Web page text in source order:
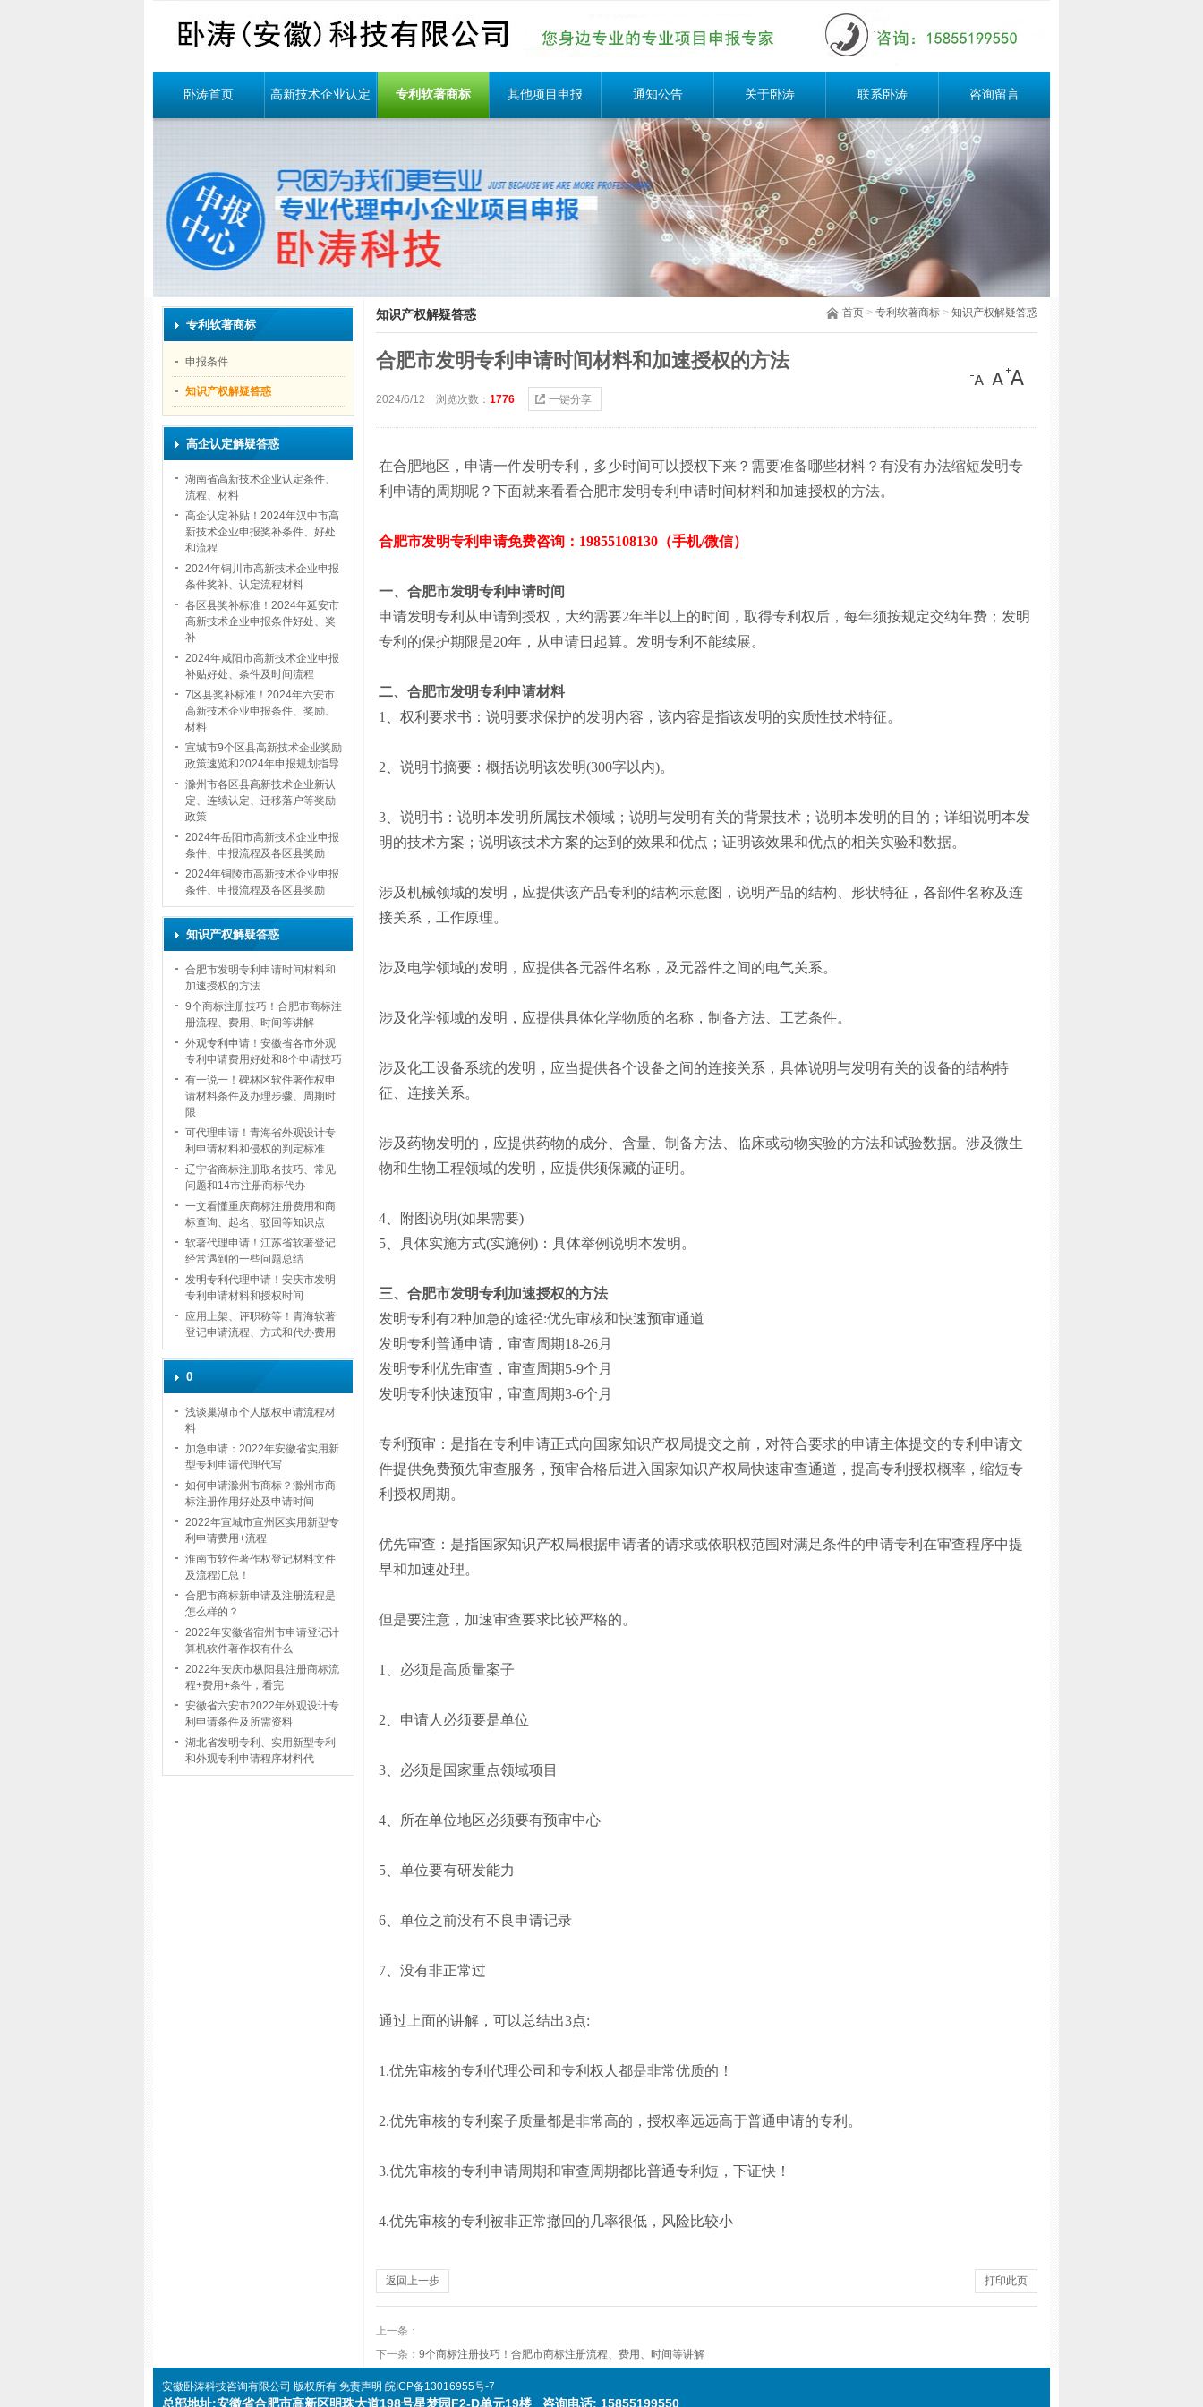
卧涛首页 高新技术企业认定 专利软著商标 其他项目申报 通知公告 关于卧涛 联系卧涛 咨询留言
首页> 专利软著商标> 知识产权解疑答惑
专利软著商标
申报条件
知识产权解疑答惑
高企认定解疑答惑
湖南省高新技术企业认定条件、
流程、材料
高企认定补贴！2024年汉中市高
新技术企业申报奖补条件、好处
和流程
2024年铜川市高新技术企业申报
条件奖补、认定流程材料
各区县奖补标准！2024年延安市
高新技术企业申报条件好处、奖
补
2024年咸阳市高新技术企业申报
补贴好处、条件及时间流程
7区县奖补标准！2024年六安市
高新技术企业申报条件、奖励、
材料
宣城市9个区县高新技术企业奖励
政策速览和2024年申报规划指导
滁州市各区县高新技术企业新认
定、连续认定、迁移落户等奖励
政策
2024年岳阳市高新技术企业申报
条件、申报流程及各区县奖励
2024年铜陵市高新技术企业申报
条件、申报流程及各区县奖励
知识产权解疑答惑
合肥市发明专利申请时间材料和
加速授权的方法
9个商标注册技巧！合肥市商标注
册流程、费用、时间等讲解
外观专利申请！安徽省各市外观
专利申请费用好处和8个申请技巧
有一说一！碑林区软件著作权申
请材料条件及办理步骤、周期时
限
可代理申请！青海省外观设计专
利申请材料和侵权的判定标准
辽宁省商标注册取名技巧、常见
问题和14市注册商标代办
一文看懂重庆商标注册费用和商
标查询、起名、驳回等知识点
软著代理申请！江苏省软著登记
经常遇到的一些问题总结
发明专利代理申请！安庆市发明
专利申请材料和授权时间
应用上架、评职称等！青海软著
登记申请流程、方式和代办费用
0
浅谈巢湖市个人版权申请流程材
料
加急申请：2022年安徽省实用新
型专利申请代理代写
如何申请滁州市商标？滁州市商
标注册作用好处及申请时间
2022年宣城市宣州区实用新型专
利申请费用+流程
淮南市软件著作权登记材料文件
及流程汇总！
合肥市商标新申请及注册流程是
怎么样的？
2022年安徽省宿州市申请登记计
算机软件著作权有什么
2022年安庆市枞阳县注册商标流
程+费用+条件，看完
安徽省六安市2022年外观设计专
利申请条件及所需资料
湖北省发明专利、实用新型专利
和外观专利申请程序材料代
知识产权解疑答惑
合肥市发明专利申请时间材料和加速授权的方法
2024/6/12 浏览次数：1776 一键分享
在合肥地区，申请一件发明专利，多少时间可以授权下来？需要准备哪些材料？ 有没有办法缩短发明专
利申请的周期呢？下面就来看看合肥市发明专利 申请时间材料和加速授权的方法。
合肥市发明专利申请免费咨询： 19855108130（手机/微信）
一、合肥市发明专利申请时间
申请发明专利从申请到授权，大约需要2年半以上的时间，取得专利权后，每年须按规定交纳年费；发明
专利的保护期限是20年，从申请日起算。发明专利不能续展。
二、合肥市发明专利申请材料
1
、权利要求书：说明要求保护的发明内容，该内容是指该发明的实质性技术特征。
2 、说明书摘要：概括说明该发明(300字以内)。
3、说明书：说明本发明所属技术领域；说明与发明有关的背景技术；说明本发明的目的；详细说明本发
明的技术方案；说明该技术方案的达到的效果和优点；证明该效果和优点的相关实验和数据。
涉及机械领域的发明，应提供该产品专利的结构示意图，说明产品的结构、形状特征，各部件名称及连
接关系，工作原理。
涉及电学领域的发明，应提供各元器件名称，及元器件之间的电气关系。
涉及化学领域的发明，应提供具体化学物质的名称，制备方法、工艺条件。
涉及化工设备系统的发明，应当提供各个设备之间的连接关系，具体说明与发明有关的设备的结构特
征、连接关系。
涉及药物发明的，应提供药物的成分、含量、制备方法、临床或动物实验的方法和试验数据。涉及微生
物和生物工程领域的发明，应提供须保藏的证明。
4、附图说明(如果需要)
5、具体实施方式(实施例)：具体举例说明本发明。
三、合肥市发明专利加速授权的方法
发明专利有2种加急的途径:优先审核和快速预审通道
发明专利普通申请，审查周期18-26月
发明专利优先审查，审查周期5-9个月
发明专利快速预审，审查周期3-6个月
专利预审：是指在专利申请正式向国家知识产权局提交之前，对符合要求的申请主体提交的专利申请文
件提供免费预先审查服务，预审合格后进入国家知识产权局快速审查通道，提高专利授权概率，缩短专
利授权周期。
优先审查：是指国家知识产权局根据申请者的请求或依职权范围对满足条件的申请专利在审查程序中提
早和加速处理。
但是要注意，加速审查要求比较严格的。
1 、必须是高质量案子
2 、申请人必须要是单位
3、必须是国家重点领域项目
4、所在单位地区必须要有预审中心
5、单位要有研发能力
6、单位之前没有不良申请记录
7、没有非正常过
通过上面的讲解，可以总结出3点:
1.优先审核的专利代理公司和专利权人都是非常优质的！
2.优先审核的专利案子质量都是非常高的，授权率远远高于普通申请的专利。
3.优先审核的专利申请周期和审查周期都比普通专利短，下证快！
4.优先审核的专利被非正常撤回的几率很低，风险比较小
返回上一步 打印此页
上一条：
下一条：9个商标注册技巧！合肥市商标注册流程、费用、时间等讲解
安徽卧涛科技咨询有限公司 版权所有 免责声明 皖ICP备13016955号-7
总部地址:安徽省合肥市高新区明珠大道198号星梦园F2-D单元19楼 咨询电话: 15855199550